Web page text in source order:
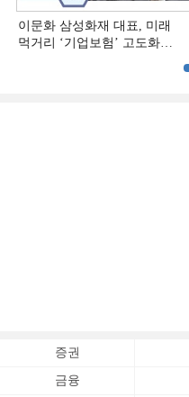
이문화 삼성화재 대표, 미래
먹거리 ‘기업보험’ 고도화
증권
금융